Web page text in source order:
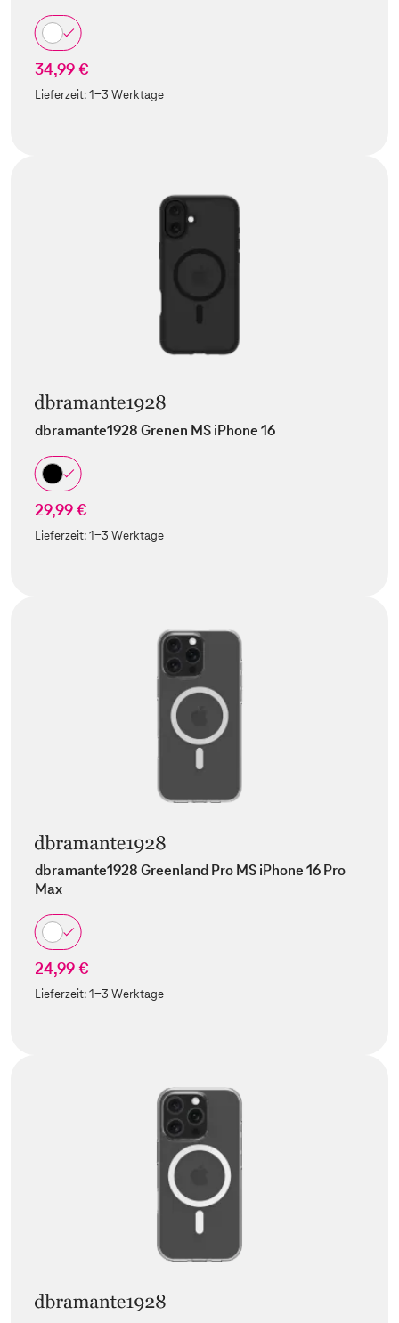
34,99 €
Lieferzeit:1-3 Werktage
dbramante1928 Grenen MS iPhone 16
29,99 €
Lieferzeit:1-3 Werktage
dbramante1928 Greenland Pro MS iPhone 16 Pro
Max
24,99 €
Lieferzeit:1-3 Werktage